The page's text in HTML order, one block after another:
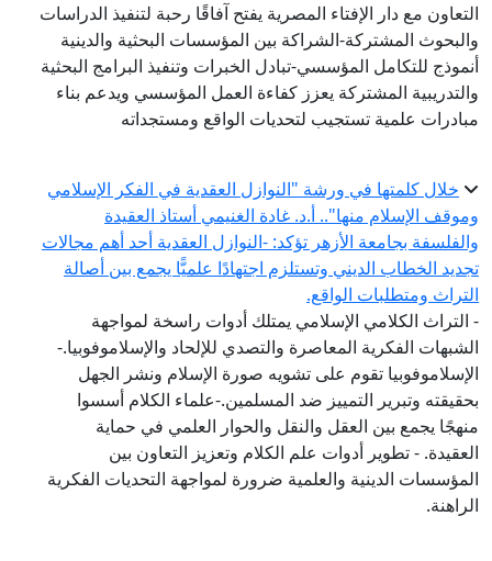
التعاون مع دار الإفتاء المصرية يفتح آفاقًا رحبة لتنفيذ الدراسات
والبحوث المشتركة-الشراكة بين المؤسسات البحثية والدينية
أنموذج للتكامل المؤسسي-تبادل الخبرات وتنفيذ البرامج البحثية
والتدريبية المشتركة يعزز كفاءة العمل المؤسسي ويدعم بناء
مبادرات علمية تستجيب لتحديات الواقع ومستجداته
خلال كلمتها في ورشة "النوازل العقدية في الفكر الإسلامي
وموقف الإسلام منها".. أ.د. غادة الغنيمي أستاذ العقيدة
والفلسفة بجامعة الأزهر تؤكد: -النوازل العقدية أحد أهم مجالات
تجديد الخطاب الديني وتستلزم اجتهادًا علميًّا يجمع بين أصالة
التراث ومتطلبات الواقع.
- التراث الكلامي الإسلامي يمتلك أدوات راسخة لمواجهة
الشبهات الفكرية المعاصرة والتصدي للإلحاد والإسلاموفوبيا.-
الإسلاموفوبيا تقوم على تشويه صورة الإسلام ونشر الجهل
بحقيقته وتبرير التمييز ضد المسلمين.-علماء الكلام أسسوا
منهجًا يجمع بين العقل والنقل والحوار العلمي في حماية
العقيدة. - تطوير أدوات علم الكلام وتعزيز التعاون بين
المؤسسات الدينية والعلمية ضرورة لمواجهة التحديات الفكرية
الراهنة.